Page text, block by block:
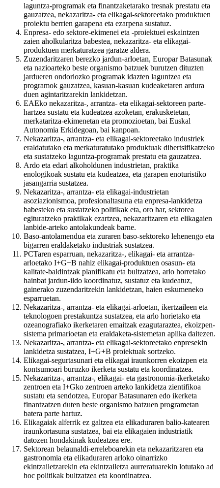
laguntza-programak eta finantzaketarako tresnak prestatu eta
gauzatzea, nekazaritza- eta elikagai-sektoreetako produktuen
proiektu berrien garapena eta ezarpena sustatuz.
Enpresa- edo sektore-ekimenei eta -proiektuei eskaintzen
zaien aholkularitza babestea, nekazaritza- eta elikagai-
produktuen merkaturatzea garatze aldera.
Zuzendaritzaren berezko jardun-arloetan, Europar Batasunak
eta nazioarteko beste organismo batzuek burutzen dituzten
jardueren ondoriozko programak idazten laguntzea eta
programok gauzatzea, kasuan-kasuan kudeaketaren ardura
duen agintaritzarekin lankidetzan.
EAEko nekazaritza-, arrantza- eta elikagai-sektoreen parte-
hartzea sustatu eta kudeatzea azoketan, erakusketetan,
merkataritza-ekimenetan eta promozioetan, bai Euskal
Autonomia Erkidegoan, bai kanpoan.
Nekazaritza-, arrantza- eta elikagai-sektoreetako industriek
eraldatutako eta merkaturatutako produktuak dibertsifikatzeko
eta sustatzeko laguntza-programak prestatu eta gauzatzea.
Ardo eta edari alkoholdunen industrietan, praktika
enologikoak sustatu eta kudeatzea, eta garapen enoturistiko
jasangarria sustatzea.
Nekazaritza-, arrantza- eta elikagai-industrietan
asoziazionismoa, profesionaltasuna eta enpresa-lankidetza
babesteko eta sustatzeko politikak eta, oro har, sektorea
egituratzeko praktikak ezartzea, nekazaritzaren eta elikagaien
lanbide-arteko antolakundeak barne.
Baso-antolamendua eta zuraren baso-sektoreko lehenengo eta
bigarren eraldaketako industriak sustatzea.
PCTaren esparruan, nekazaritza-, elikagai- eta arrantza-
arloetako I+G+B nahiz elikagai-produktuen osasun- eta
kalitate-baldintzak planifikatu eta bultzatzea, arlo horretako
hainbat jardun-ildo koordinatuz, sustatuz eta kudeatuz,
gainerako zuzendaritzekin lankidetzan, haien eskumeneko
esparruetan.
Nekazaritza-, arrantza- eta elikagai-arloetan, ikertzaileen eta
teknologoen prestakuntza sustatzea, eta arlo horietako eta
ozeanografiako ikerketaren emaitzak ezagutaraztea, ekoizpen-
sistema primarioetan eta eraldaketa-sistemetan aplika daitezen.
Nekazaritza-, arrantza- eta elikagai-sektoreetako enpresekin
lankidetza sustatzea, I+G+B proiektuak sortzeko.
Elikagai-segurtasunari eta elikagai iraunkorren ekoizpen eta
kontsumoari buruzko ikerketa sustatu eta koordinatzea.
Nekazaritza-, arrantza-, elikagai- eta gastronomia-ikerketako
zentroen eta I+Gko zentroen arteko lankidetza zientifikoa
sustatu eta sendotzea, Europar Batasunaren edo ikerketa
finantzatzen duten beste organismo batzuen programetan
batera parte hartuz.
Elikagaiak alferrik ez galtzea eta elikaduraren balio-katearen
iraunkortasuna sustatzea, bai eta elikagaien industriatik
datozen hondakinak kudeatzea ere.
Sektorean belaunaldi-erreleboarekin eta nekazaritzaren eta
gastronomia eta elikaduraren arloko oinarrizko
ekintzailetzarekin eta ekintzailetza aurreratuarekin lotutako ad
hoc politikak bultzatzea eta koordinatzea.